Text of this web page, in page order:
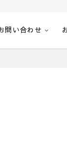
問い合わせ